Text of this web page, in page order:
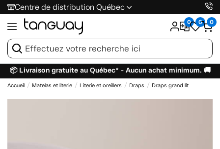
Centre de distribution Québec
0 0 0
📦 Livraison gratuite au Québec* - Aucun achat minimum. 🚚
Accueil Matelas et literie Literie et oreillers Draps Draps grand lit